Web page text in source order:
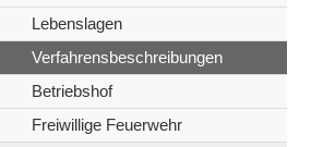
Lebenslagen
Verfahrensbeschreibungen
Betriebshof
Freiwillige Feuerwehr